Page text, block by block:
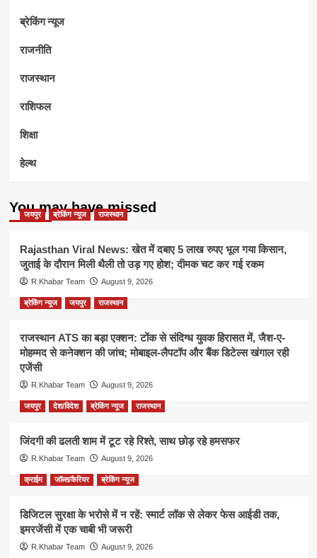
ब्रेकिंग न्यूज
राजनीति
राजस्थान
राशिफल
शिक्षा
हेल्थ
You may have missed
जयपुर ब्रेकिंग न्यूज राजस्थान
Rajasthan Viral News: खेत में दबाए 5 लाख रुपए भूल गया किसान,
जुताई के दौरान मिली थैली तो उड़ गए होश; दीमक चट कर गई रकम
R.Khabar Team August 9, 2026
ब्रेकिंग न्यूज जयपुर राजस्थान
राजस्थान ATS का बड़ा एक्शन: टोंक से संदिग्ध युवक हिरासत में, जैश-ए-
मोहम्मद से कनेक्शन की जांच; मोबाइल-लैपटॉप और बैंक डिटेल्स खंगाल रही
एजेंसी
R.Khabar Team August 9, 2026
जयपुर देश/विदेश ब्रेकिंग न्यूज राजस्थान
जिंदगी की ढलती शाम में टूट रहे रिश्ते, साथ छोड़ रहे हमसफर
R.Khabar Team August 9, 2026
क्राईम जॉब्स/कैरियर ब्रेकिंग न्यूज
डिजिटल सुरक्षा के भरोसे में न रहें: स्मार्ट लॉक से लेकर फेस आईडी तक,
इमरजेंसी में एक चाबी भी जरूरी
R.Khabar Team August 9, 2026